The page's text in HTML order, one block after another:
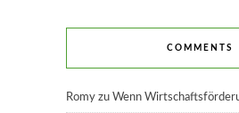
COMMENTS
Romy zu Wenn